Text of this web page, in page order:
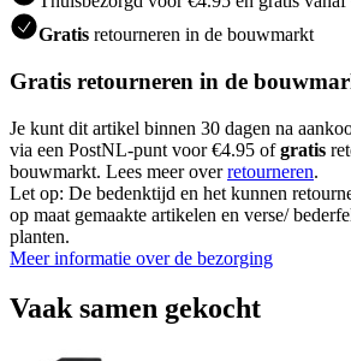
Gratis retourneren in de bouwmarkt
Gratis retourneren in de
Je kunt dit artikel binnen 30 dagen na
via een PostNL-punt voor €4.95 ofgratis
bouwmarkt. Lees meer overretourneren.
Let op: De bedenktijd en het kunnen
op maat gemaakte artikelen en verse/
planten.
Meer informatie over de bezorging
Vaak samen gekocht